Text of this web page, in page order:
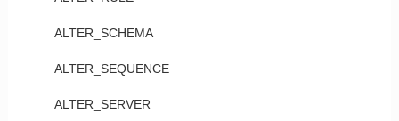
ALTER_SCHEMA
ALTER_SEQUENCE
ALTER_SERVER